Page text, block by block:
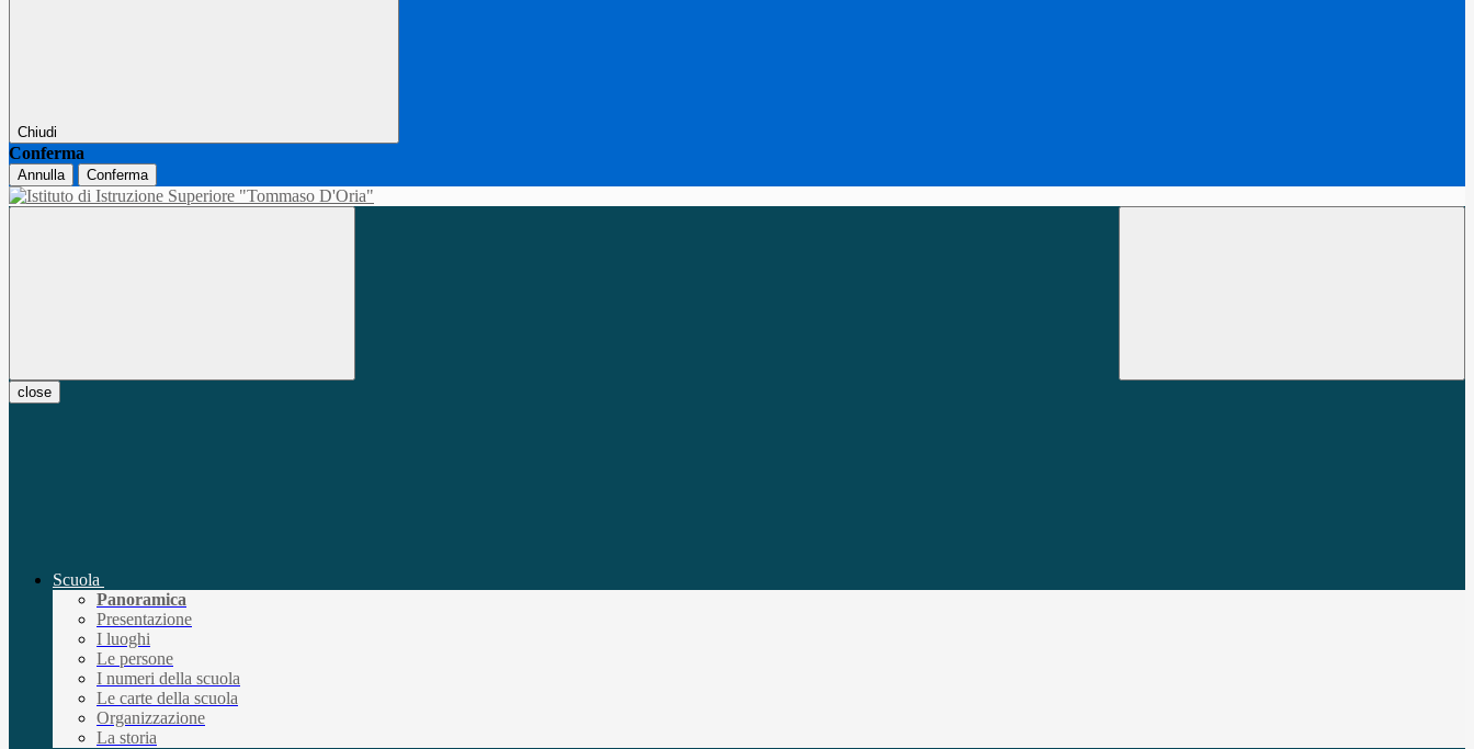
Chiudi
Conferma
Annulla Conferma
close
Scuola
Panoramica
Presentazione
I luoghi
Le persone
I numeri della scuola
Le carte della scuola
Organizzazione
La storia